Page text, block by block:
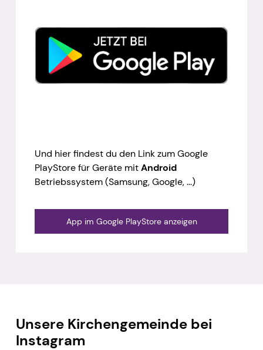
Und hier findest du den Link zum Google
PlayStore für Geräte mitAndroid
Betriebssystem (Samsung, Google, ...)
App im Google PlayStore anzeigen
Unsere Kirchengemeinde bei
Instagram